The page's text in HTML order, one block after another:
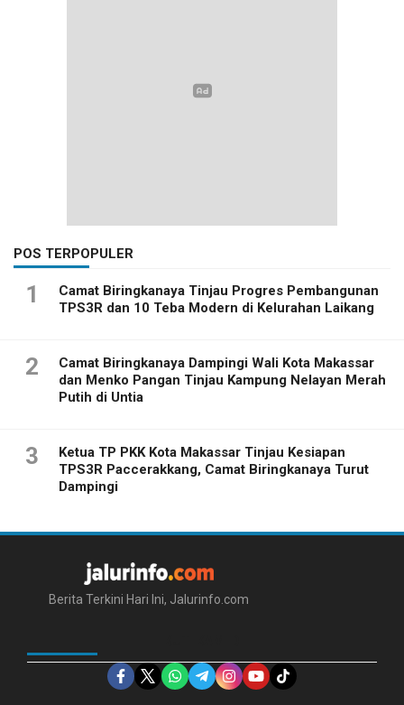
POS TERPOPULER
1
Camat Biringkanaya Tinjau Progres Pembangunan
TPS3R dan 10 Teba Modern di Kelurahan Laikang
2
Camat Biringkanaya Dampingi Wali Kota Makassar
dan Menko Pangan Tinjau Kampung Nelayan Merah
Putih di Untia
3
Ketua TP PKK Kota Makassar Tinjau Kesiapan
TPS3R Paccerakkang, Camat Biringkanaya Turut
Dampingi
Berita Terkini Hari Ini, Jalurinfo.com